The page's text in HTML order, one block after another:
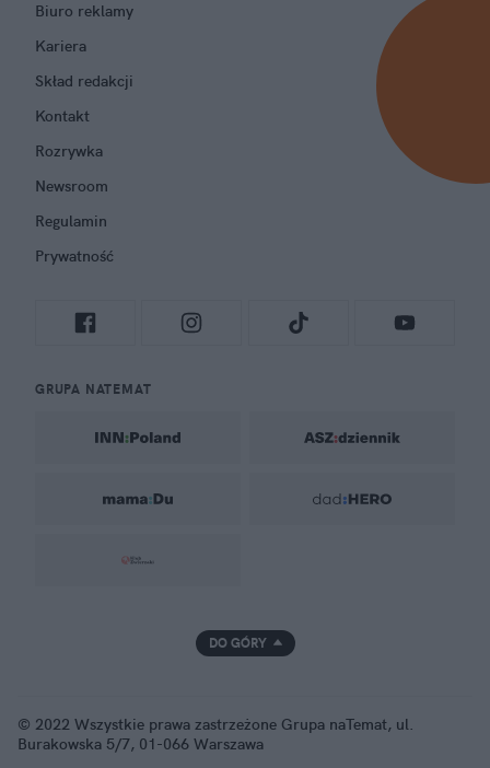
Biuro reklamy
Kariera
Skład redakcji
Kontakt
Rozrywka
Newsroom
Regulamin
Prywatność
GRUPA NATEMAT
DO GÓRY
© 2022 Wszystkie prawa zastrzeżone Grupa naTemat, ul.
Burakowska 5/7, 01-066 Warszawa